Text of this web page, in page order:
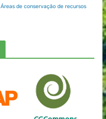
Áreas de conservação de recursos